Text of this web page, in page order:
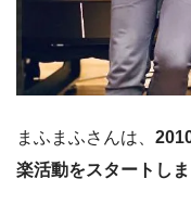
まふまふさんは、
楽活動をスタートしま